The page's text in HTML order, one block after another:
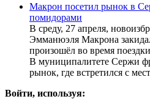
Макрон посетил рынок в
помидорами
В среду, 27 апреля,
Эмманюэля Макрона
произошёл во время
В муниципалитете Сержи
рынок, где встретился с
Войти, используя: